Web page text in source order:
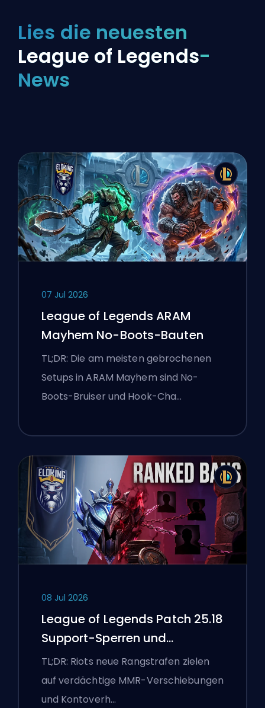
Lies die neuesten
League of Legends-
News
07 Jul 2026
League of Legends ARAM
Mayhem No-Boots-Bauten
TL;DR: Die am meisten gebrochenen
Setups in ARAM Mayhem sind No-
Boots-Bruiser und Hook-Cha…
08 Jul 2026
League of Legends Patch 25.18
Support-Sperren und
Boosting-Flaggen
TL;DR: Riots neue Rangstrafen zielen
auf verdächtige MMR-Verschiebungen
und Kontoverh…